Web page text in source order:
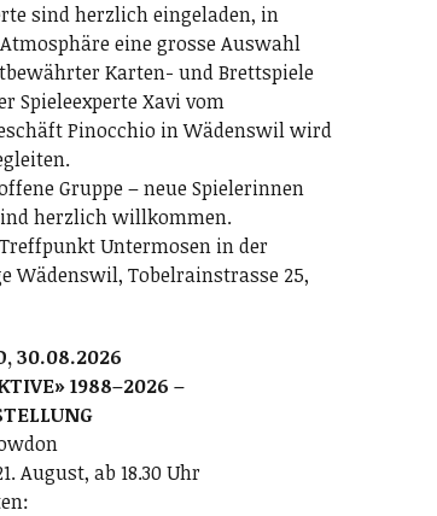
sind herzlich eingeladen, in
eine grosse Auswahl
Karten- und Brettspiele
Spieleexperte Xavi vom
Pinocchio in Wädenswil wird
Gruppe – neue Spielerinnen
herzlich willkommen.
Treffpunkt Untermosen in der
Wädenswil, Tobelrainstrasse 25,
30.08.2026
1988–2026 –
August, ab 18.30 Uhr